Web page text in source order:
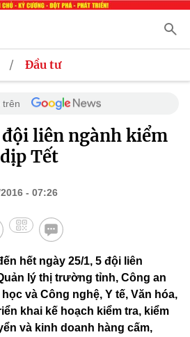
/ Đầu tư
trên
liên ngành kiểm
Tết
- 07:26
hết ngày 25/1, 5 đội liên
lý thị trường tỉnh, Công an
và Công nghệ, Y tế, Văn hóa,
khai kế hoạch kiểm tra, kiểm
và kinh doanh hàng cấm,